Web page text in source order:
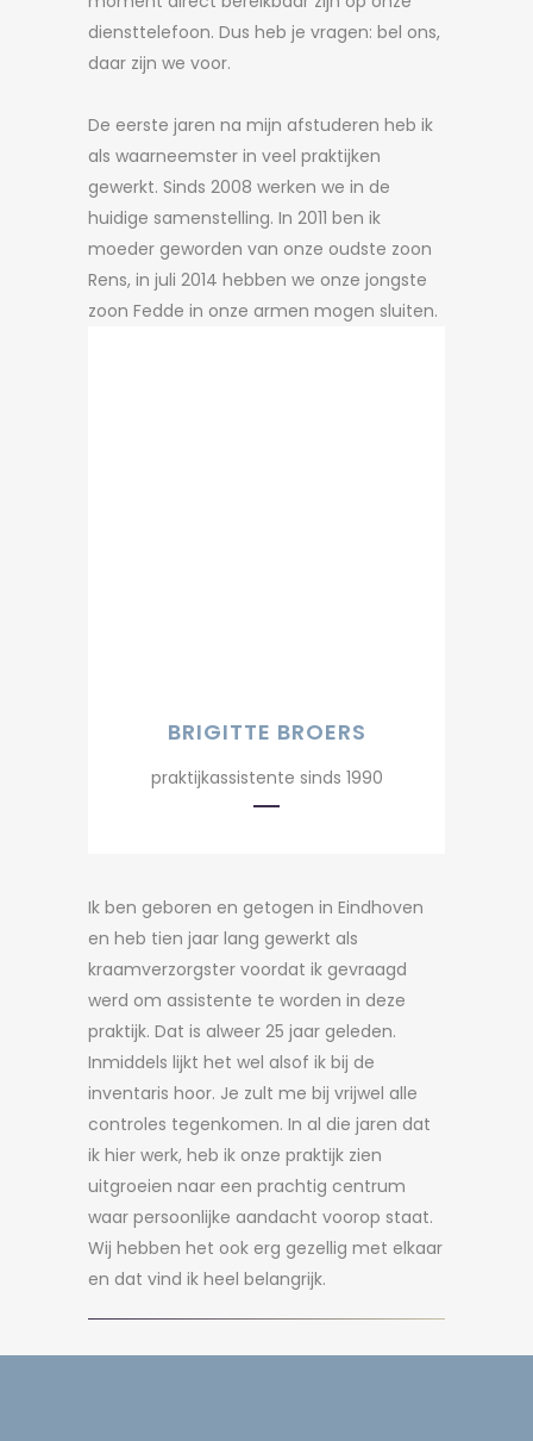
diensttelefoon. Dus heb je vragen: bel ons,
daar zijn we voor.
De eerste jaren na mijn afstuderen heb ik
als waarneemster in veel praktijken
gewerkt. Sinds 2008 werken we in de
huidige samenstelling. In 2011 ben ik
moeder geworden van onze oudste zoon
Rens, in juli 2014 hebben we onze jongste
zoon Fedde in onze armen mogen sluiten.
BRIGITTE BROERS
praktijkassistente sinds 1990
Ik ben geboren en getogen in Eindhoven
en heb tien jaar lang gewerkt als
kraamverzorgster voordat ik gevraagd
werd om assistente te worden in deze
praktijk. Dat is alweer 25 jaar geleden.
Inmiddels lijkt het wel alsof ik bij de
inventaris hoor. Je zult me bij vrijwel alle
controles tegenkomen. In al die jaren dat
ik hier werk, heb ik onze praktijk zien
uitgroeien naar een prachtig centrum
waar persoonlijke aandacht voorop staat.
Wij hebben het ook erg gezellig met elkaar
en dat vind ik heel belangrijk.